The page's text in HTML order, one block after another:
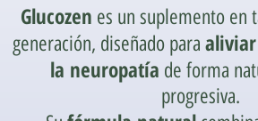
Glucozen es un suplemento en
generación, diseñado para
la neuropatía de forma
progresiva.